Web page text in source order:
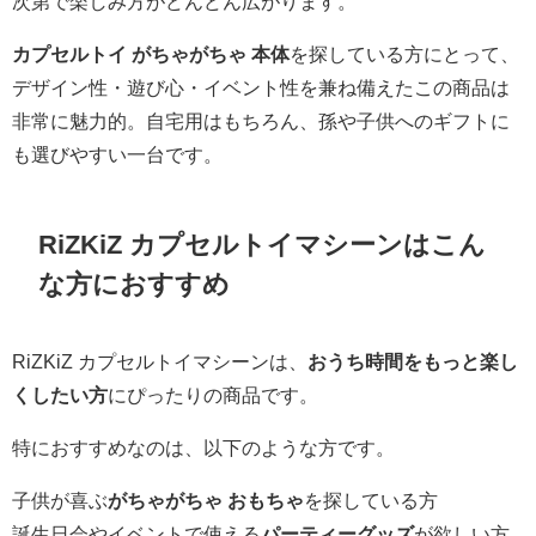
カプセルトイ がちゃがちゃ 本体を探している方にとって、
デザイン性・遊び心・イベント性を兼ね備えたこの商品は
非常に魅力的。自宅用はもちろん、孫や子供へのギフトに
も選びやすい一台です。
RiZKiZ カプセルトイマシーンはこん
な方におすすめ
RiZKiZ カプセルトイマシーンは、 おうち時間をもっと楽し
くしたい方にぴったりの商品です。
特におすすめなのは、以下のような方です。
子供が喜ぶがちゃがちゃ おもちゃを探している方